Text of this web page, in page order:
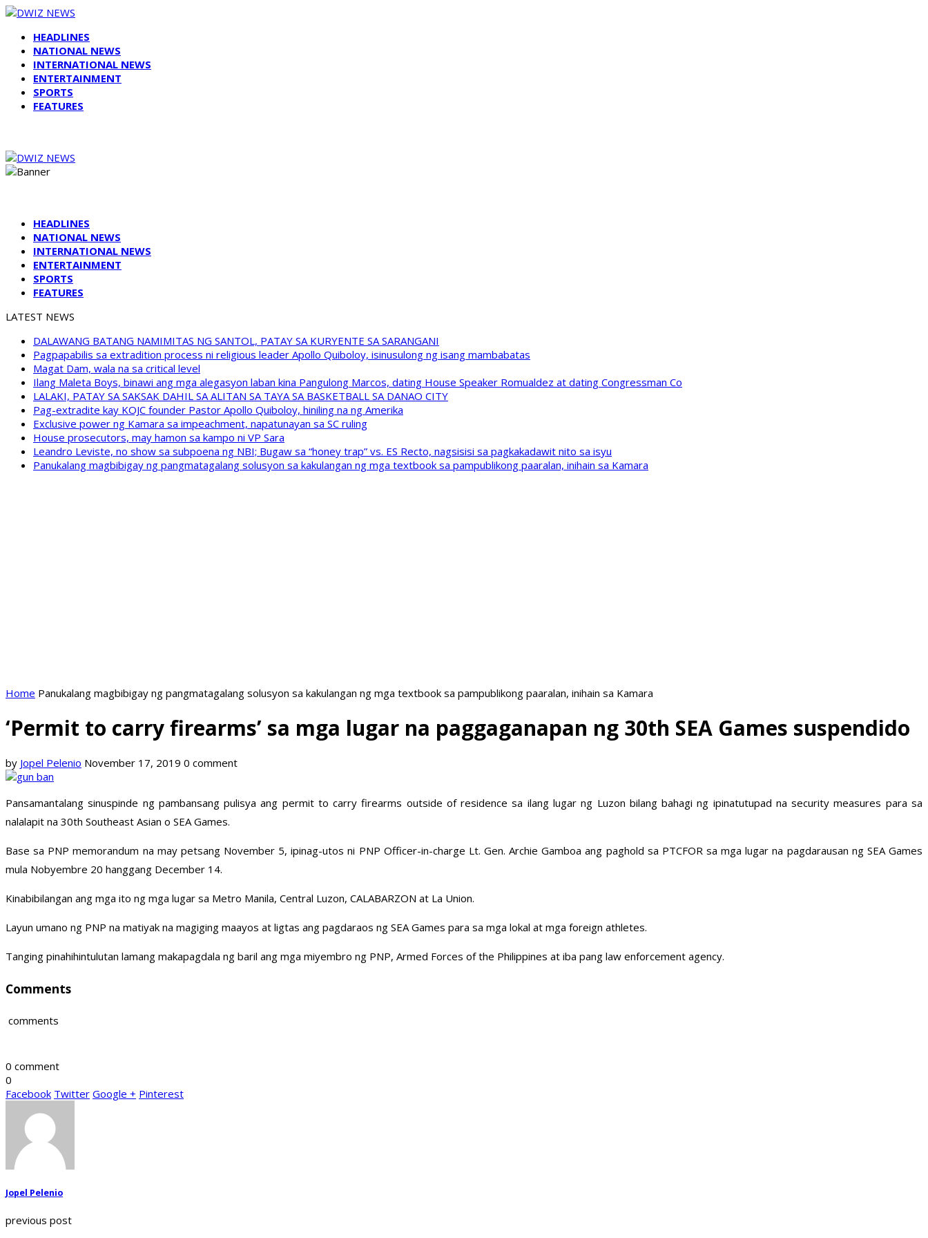
HEADLINES
NATIONAL NEWS
INTERNATIONAL NEWS
ENTERTAINMENT
SPORTS
FEATURES
HEADLINES
NATIONAL NEWS
INTERNATIONAL NEWS
ENTERTAINMENT
SPORTS
FEATURES
LATEST NEWS
DALAWANG BATANG NAMIMITAS NG SANTOL, PATAY SA KURYENTE SA SARANGANI
Pagpapabilis sa extradition process ni religious leader Apollo Quiboloy, isinusulong ng isang mambabatas
Magat Dam, wala na sa critical level
Ilang Maleta Boys, binawi ang mga alegasyon laban kina Pangulong Marcos, dating House Speaker Romualdez at dating Congressman Co
LALAKI, PATAY SA SAKSAK DAHIL SA ALITAN SA TAYA SA BASKETBALL SA DANAO CITY
Pag-extradite kay KOJC founder Pastor Apollo Quiboloy, hiniling na ng Amerika
Exclusive power ng Kamara sa impeachment, napatunayan sa SC ruling
House prosecutors, may hamon sa kampo ni VP Sara
Leandro Leviste, no show sa subpoena ng NBI; Bugaw sa “honey trap” vs. ES Recto, nagsisisi sa pagkakadawit nito sa isyu
Panukalang magbibigay ng pangmatagalang solusyon sa kakulangan ng mga textbook sa pampublikong paaralan, inihain sa Kamara
Home Panukalang magbibigay ng pangmatagalang solusyon sa kakulangan ng mga textbook sa pampublikong paaralan, inihain sa Kamara
‘Permit to carry firearms’ sa mga lugar na paggaganapan ng 30th SEA Games suspendido
by Jopel Pelenio November 17, 2019 0 comment
Pansamantalang sinuspinde ng pambansang pulisya ang permit to carry firearms outside of residence sa ilang lugar ng Luzon bilang bahagi ng ipinatutupad na security measures para sa
nalalapit na 30th Southeast Asian o SEA Games.
Base sa PNP memorandum na may petsang November 5, ipinag-utos ni PNP Officer-in-charge Lt. Gen. Archie Gamboa ang paghold sa PTCFOR sa mga lugar na pagdarausan ng SEA Games
mula Nobyembre 20 hanggang December 14.
Kinabibilangan ang mga ito ng mga lugar sa Metro Manila, Central Luzon, CALABARZON at La Union.
Layun umano ng PNP na matiyak na magiging maayos at ligtas ang pagdaraos ng SEA Games para sa mga lokal at mga foreign athletes.
Tanging pinahihintulutan lamang makapagdala ng baril ang mga miyembro ng PNP, Armed Forces of the Philippines at iba pang law enforcement agency.
Comments
comments
0 comment
0
Facebook Twitter Google + Pinterest
Jopel Pelenio
previous post